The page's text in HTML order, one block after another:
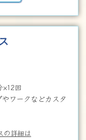
×12回
ワークなどカスタ
の詳細は